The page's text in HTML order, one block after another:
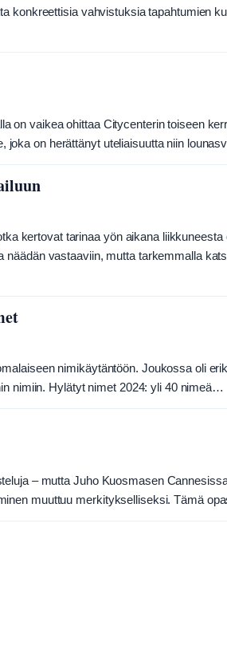
konkreettisia vahvistuksia tapahtumien
on vaikea ohittaa Citycenterin toiseen
joka on herättänyt uteliaisuutta niin
kertovat tarinaa yön aikana liikkuneesta
vastaaviin, mutta tarkemmalla
nimikäytäntöön. Joukossa oli
nimiin. Hylätyt nimet 2024: yli 40 nimeä…
– mutta Juho Kuosmasen
muuttuu merkitykselliseksi. Tämä